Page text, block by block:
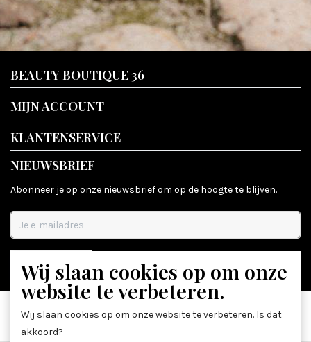
BEAUTY BOUTIQUE 36
MIJN ACCOUNT
KLANTENSERVICE
NIEUWSBRIEF
Abonneer je op onze nieuwsbrief om op de hoogte te blijven.
ABONNEER
Wij slaan cookies op om onze
website te verbeteren.
Wij slaan cookies op om onze website te verbeteren. Is dat
akkoord?